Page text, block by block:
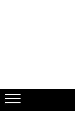
CADOU MAMĂ
CADOU FIICĂ
RUCSACURI DAMA
CURELE DAMA
PORTOFELE
RUCSACURI BARBATI